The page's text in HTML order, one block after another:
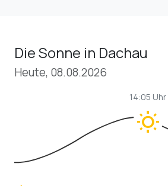
Die Sonne in Dachau
Heute, 08.08.2026
wb_sunny
14:05 Uhr